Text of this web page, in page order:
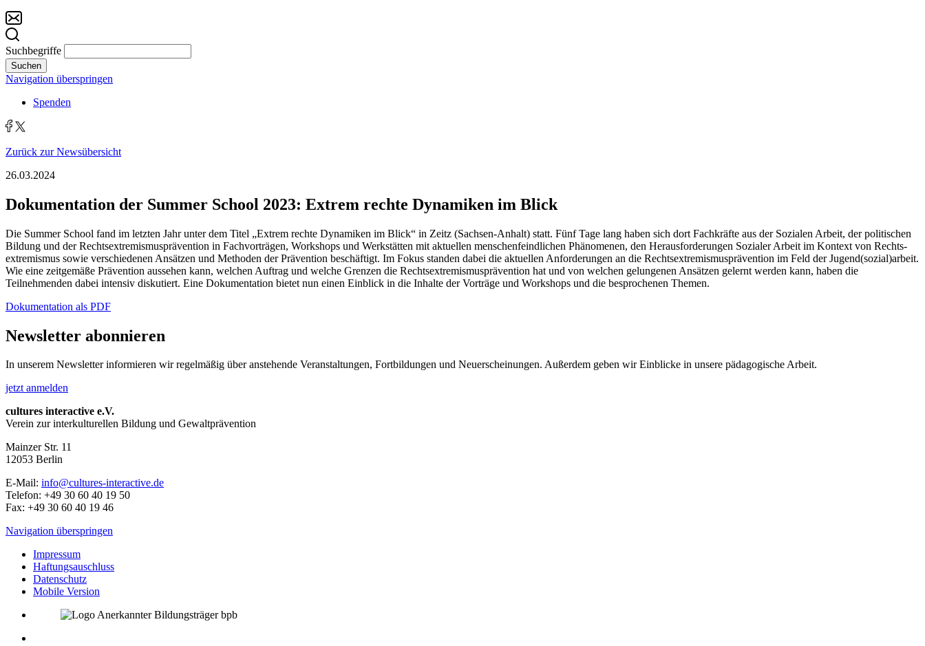
Suchbegriffe
Suchen
Navigation überspringen
Spenden
Zurück zur Newsübersicht
26.03.2024
Dokumentation der Summer School 2023: Extrem rechte Dynamiken im Blick
Die Summer School fand im letzten Jahr unter dem Titel „Extrem rechte Dynamiken im Blick“ in Zeitz (Sachsen-Anhalt) statt. Fünf Tage lang haben sich dort Fachkräfte aus der Sozialen Arbeit, der politischen
Bildung und der Rechts­extremismus­prävention in Fach­vorträgen, Workshops und Werk­stätten mit aktuellen menschen­feindlichen Phänomenen, den Heraus­forderungen Sozialer Arbeit im Kontext von Rechts­
extremismus sowie verschiedenen Ansätzen und Methoden der Prävention beschäftigt. Im Fokus standen dabei die aktuellen Anforderungen an die Rechts­extremismus­prävention im Feld der Jugend­(sozial)­arbeit.
Wie eine zeitgemäße Prävention aussehen kann, welchen Auftrag und welche Grenzen die Rechts­extremismus­prävention hat und von welchen gelungenen Ansätzen gelernt werden kann, haben die
Teilnehmenden dabei intensiv diskutiert. Eine Dokumentation bietet nun einen Einblick in die Inhalte der Vorträge und Workshops und die besprochenen Themen.
Dokumentation als PDF
Newsletter abonnieren
In unserem Newsletter informieren wir regelmäßig über anstehende Veranstaltungen, Fortbildungen und Neuerscheinungen. Außerdem geben wir Einblicke in unsere pädagogische Arbeit.
jetzt anmelden
cultures interactive e.V.
Verein zur interkulturellen Bildung und Gewaltprävention
Mainzer Str. 11
12053 Berlin
E-Mail: info@cultures-interactive.de
Telefon: +49 30 60 40 19 50
Fax: +49 30 60 40 19 46
Navigation überspringen
Impressum
Haftungsauschluss
Datenschutz
Mobile Version